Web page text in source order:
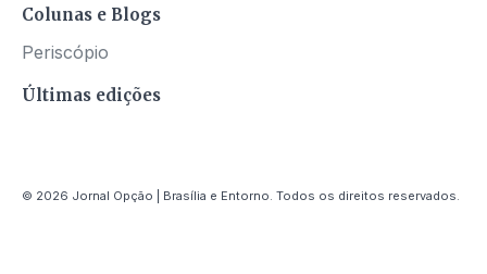
Colunas e Blogs
Periscópio
Últimas edições
© 2026 Jornal Opção | Brasília e Entorno. Todos os direitos reservados.